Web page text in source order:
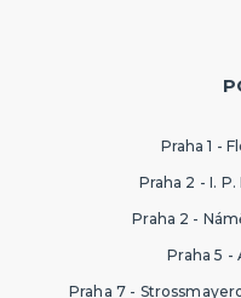
Praha 1 -
Praha 2 - I.
Praha 2 -
Praha 5 -
Praha 7 -